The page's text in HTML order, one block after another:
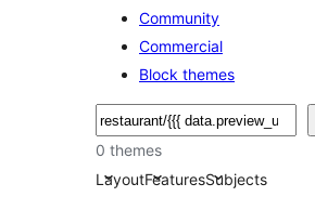
Community
Commercial
Block themes
Keresés
0 themes
LayoutFeaturesSubjects